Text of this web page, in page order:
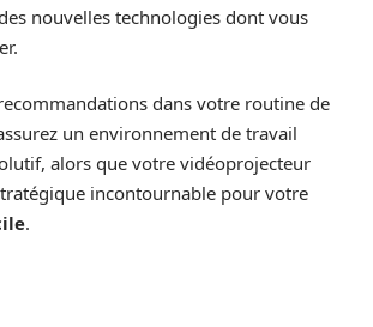
nouvelles technologies dont vous
dans votre routine de
un environnement de travail
alors que votre vidéoprojecteur
incontournable pour votre
.